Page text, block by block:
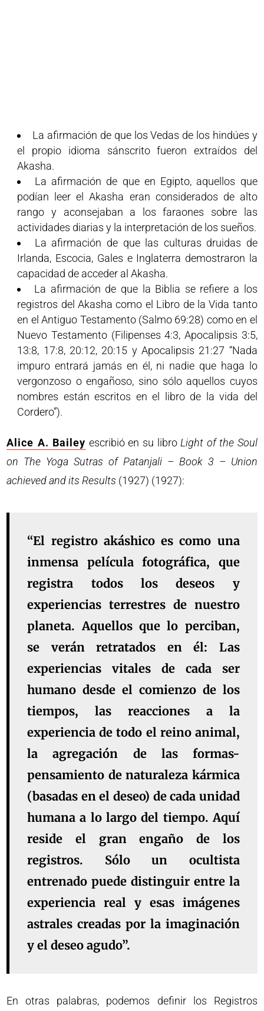
La afirmación de que los Vedas de los hindúes y
el propio idioma sánscrito fueron extraídos del
Akasha.
La afirmación de que en Egipto, aquellos que
podían leer el Akasha eran considerados de alto
rango y aconsejaban a los faraones sobre las
actividades diarias y la interpretación de los sueños.
La afirmación de que las culturas druidas de
Irlanda, Escocia, Gales e Inglaterra demostraron la
capacidad de acceder al Akasha.
La afirmación de que la Biblia se refiere a los
registros del Akasha como el Libro de la Vida tanto
en el Antiguo Testamento (Salmo 69:28) como en el
Nuevo Testamento (Filipenses 4:3, Apocalipsis 3:5,
13:8, 17:8, 20:12, 20:15 y Apocalipsis 21:27 “Nada
impuro entrará jamás en él, ni nadie que haga lo
vergonzoso o engañoso, sino sólo aquellos cuyos
nombres están escritos en el libro de la vida del
Cordero”).
Alice A. Bailey escribió en su libro Light of the Soul
on The Yoga Sutras of Patanjali – Book 3 – Union
achieved and its Results (1927) (1927):
“El registro akáshico es como una
inmensa película fotográfica, que
registra todos los deseos y
experiencias terrestres de nuestro
planeta. Aquellos que lo perciban,
se verán retratados en él: Las
experiencias vitales de cada ser
humano desde el comienzo de los
tiempos, las reacciones a la
experiencia de todo el reino animal,
la agregación de las formas-
pensamiento de naturaleza kármica
(basadas en el deseo) de cada unidad
humana a lo largo del tiempo. Aquí
reside el gran engaño de los
registros. Sólo un ocultista
entrenado puede distinguir entre la
experiencia real y esas imágenes
astrales creadas por la imaginación
y el deseo agudo”.
En otras palabras, podemos definir los Registros